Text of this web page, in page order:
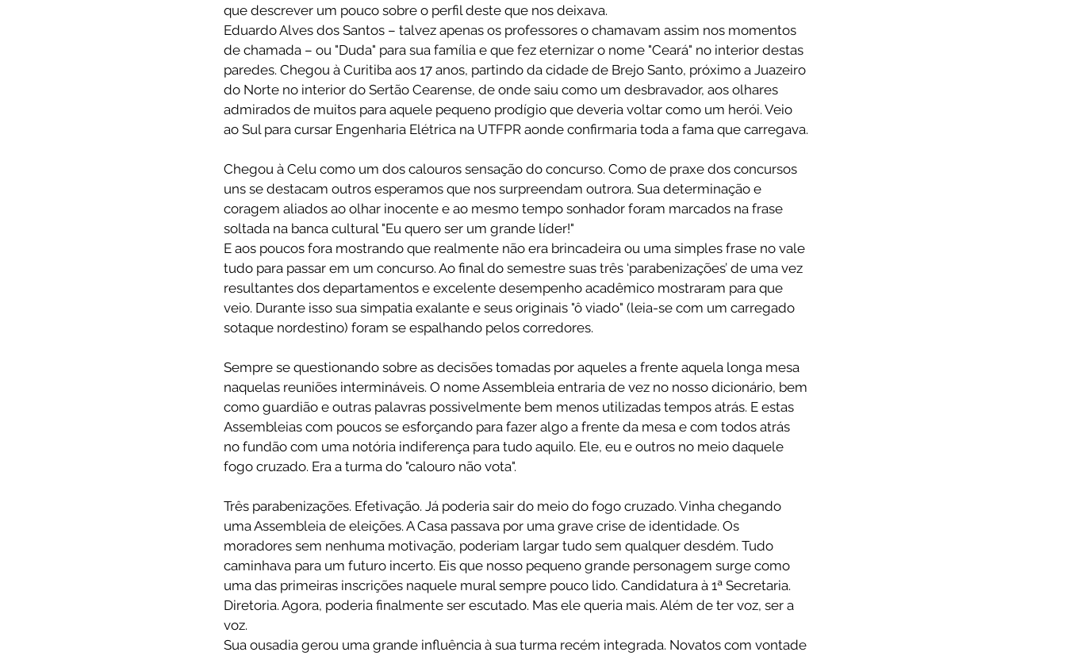
que descrever um pouco sobre o perfil deste que nos deixava.
Eduardo Alves dos Santos – talvez apenas os professores o chamavam assim nos momentos
de chamada – ou "Duda" para sua família e que fez eternizar o nome "Ceará" no interior destas
paredes. Chegou à Curitiba aos 17 anos, partindo da cidade de Brejo Santo, próximo a Juazeiro
do Norte no interior do Sertão Cearense, de onde saiu como um desbravador, aos olhares
admirados de muitos para aquele pequeno prodígio que deveria voltar como um herói. Veio
ao Sul para cursar Engenharia Elétrica na UTFPR aonde confirmaria toda a fama que carregava.
Chegou à Celu como um dos calouros sensação do concurso. Como de praxe dos concursos
uns se destacam outros esperamos que nos surpreendam outrora. Sua determinação e
coragem aliados ao olhar inocente e ao mesmo tempo sonhador foram marcados na frase
soltada na banca cultural "Eu quero ser um grande líder!"
E aos poucos fora mostrando que realmente não era brincadeira ou uma simples frase no vale
tudo para passar em um concurso. Ao final do semestre suas três ‘parabenizações’ de uma vez
resultantes dos departamentos e excelente desempenho acadêmico mostraram para que
veio. Durante isso sua simpatia exalante e seus originais "ô viado" (leia-se com um carregado
sotaque nordestino) foram se espalhando pelos corredores.
Sempre se questionando sobre as decisões tomadas por aqueles a frente aquela longa mesa
naquelas reuniões intermináveis. O nome Assembleia entraria de vez no nosso dicionário, bem
como guardião e outras palavras possivelmente bem menos utilizadas tempos atrás. E estas
Assembleias com poucos se esforçando para fazer algo a frente da mesa e com todos atrás
no fundão com uma notória indiferença para tudo aquilo. Ele, eu e outros no meio daquele
fogo cruzado. Era a turma do "calouro não vota".
Três parabenizações. Efetivação. Já poderia sair do meio do fogo cruzado. Vinha chegando
uma Assembleia de eleições. A Casa passava por uma grave crise de identidade. Os
moradores sem nenhuma motivação, poderiam largar tudo sem qualquer desdém. Tudo
caminhava para um futuro incerto. Eis que nosso pequeno grande personagem surge como
uma das primeiras inscrições naquele mural sempre pouco lido. Candidatura à 1ª Secretaria.
Diretoria. Agora, poderia finalmente ser escutado. Mas ele queria mais. Além de ter voz, ser a
voz.
Sua ousadia gerou uma grande influência à sua turma recém integrada. Novatos com vontade